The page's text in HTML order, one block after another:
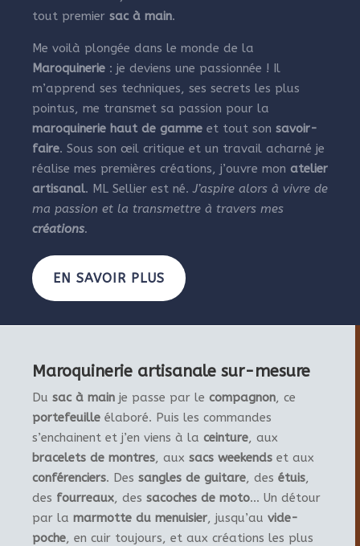
tout premier sac à main.
Me voilà plongée dans le monde de la
Maroquinerie : je deviens une passionnée ! Il
m’apprend ses techniques, ses secrets les plus
pointus, me transmet sa passion pour la
maroquinerie haut de gamme et tout son savoir-
faire. Sous son œil critique et un travail acharné je
réalise mes premières créations, j’ouvre mon atelier
artisanal. ML Sellier est né. J’aspire alors à vivre de
ma passion et la transmettre à travers mes
créations.
EN SAVOIR PLUS
Maroquinerie artisanale sur-mesure
Du sac à main je passe par le compagnon, ce
portefeuille élaboré. Puis les commandes
s’enchainent et j’en viens à la ceinture, aux
bracelets de montres, aux sacs weekends et aux
conférenciers. Des sangles de guitare, des étuis,
des fourreaux, des sacoches de moto… Un détour
par la marmotte du menuisier, jusqu’au vide-
poche, en cuir toujours, et aux créations les plus